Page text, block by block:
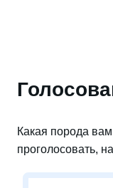
Какая порода
проголосовать,